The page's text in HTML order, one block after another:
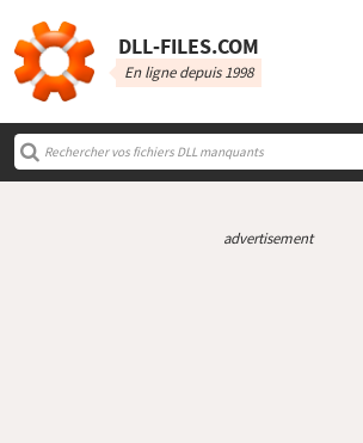
DLL‑FILES.COM
En ligne depuis 1998
advertisement